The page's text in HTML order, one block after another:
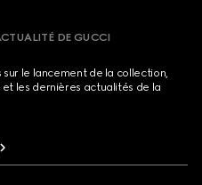
DE GUCCI
le lancement de la collection,
les dernières actualités de la